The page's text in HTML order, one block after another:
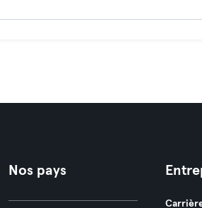
Nos pays